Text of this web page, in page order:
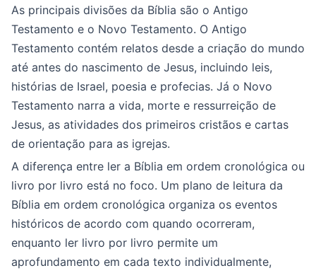
As principais divisões da Bíblia são o Antigo
Testamento e o Novo Testamento. O Antigo
Testamento contém relatos desde a criação do mundo
até antes do nascimento de Jesus, incluindo leis,
histórias de Israel, poesia e profecias. Já o Novo
Testamento narra a vida, morte e ressurreição de
Jesus, as atividades dos primeiros cristãos e cartas
de orientação para as igrejas.
A diferença entre ler a Bíblia em ordem cronológica ou
livro por livro está no foco. Um plano de leitura da
Bíblia em ordem cronológica organiza os eventos
históricos de acordo com quando ocorreram,
enquanto ler livro por livro permite um
aprofundamento em cada texto individualmente,